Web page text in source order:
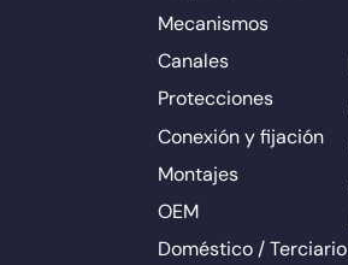
Mecanismos
Canales
Protecciones
Conexión y fijación
Montajes
OEM
Doméstico / Terciario